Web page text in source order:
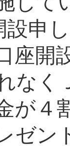
設申
座開
なく
が４
ゼン